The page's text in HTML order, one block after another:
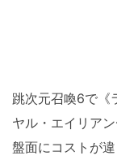
跳次元召喚6で《
ヤル・エイリア
盤面にコストが